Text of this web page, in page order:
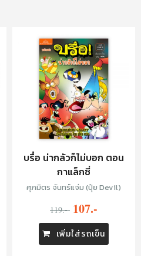
บรื๋อ น่ากลัวก็ไม่บอก ตอน
กาแล็กซี่
ศุภมิตร จันทร์แจ่ม (ปุ๋ย Devil)
119.- 107.-
เพิ่มใส่รถเข็น